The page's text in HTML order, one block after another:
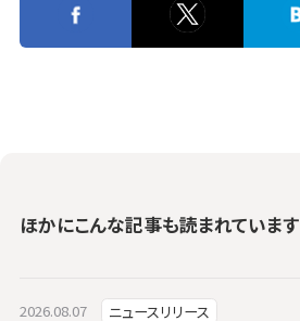
ほかにこんな記事も読まれています
2026.08.07 ニュースリリース